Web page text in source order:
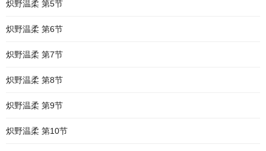
炽野温柔 第5节
炽野温柔 第6节
炽野温柔 第7节
炽野温柔 第8节
炽野温柔 第9节
炽野温柔 第10节